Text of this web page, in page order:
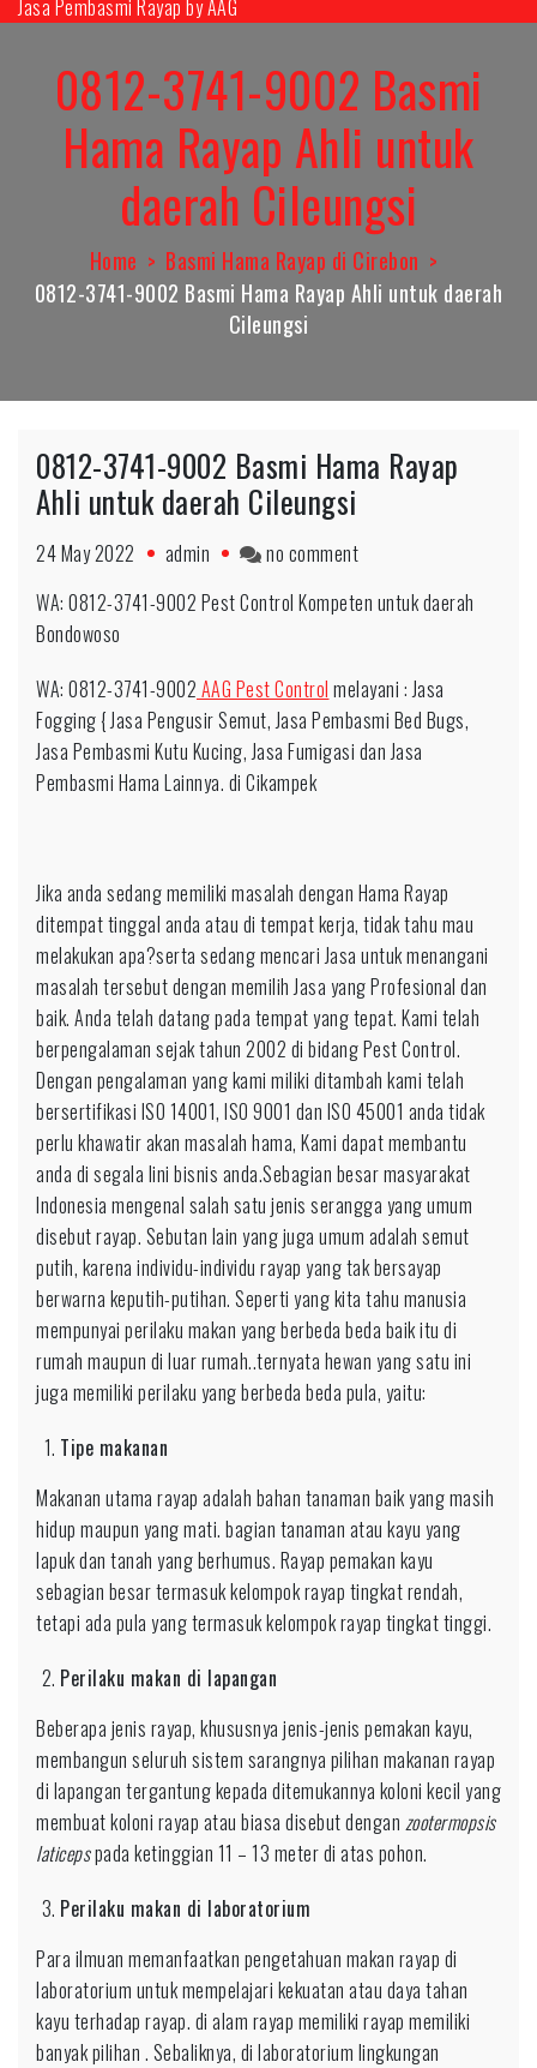
SkipJasa Pembasmi Rayap by AAG
0812-3741-9002 Basmi
Hama Rayap Ahli untuk
daerah Cileungsi
Home
Basmi Hama Rayap di Cirebon
0812-3741-9002 Basmi Hama Rayap Ahli untuk daerah
Cileungsi
0812-3741-9002 Basmi Hama Rayap
Ahli untuk daerah Cileungsi
24 May 2022 admin no commenton
3741-
Basmi
Hama
Rayap
WA: 0812-3741-9002 Pest Control Kompeten untuk daerah
Bondowoso
WA: 0812-3741-9002 AAG Pest Control melayani : Jasa
Fogging { Jasa Pengusir Semut, Jasa Pembasmi Bed Bugs,
Jasa Pembasmi Kutu Kucing, Jasa Fumigasi dan Jasa
Pembasmi Hama Lainnya. di Cikampek
Jika anda sedang memiliki masalah dengan Hama Rayap
ditempat tinggal anda atau di tempat kerja, tidak tahu mau
melakukan apa?serta sedang mencari Jasa untuk menangani
masalah tersebut dengan memilih Jasa yang Profesional dan
baik. Anda telah datang pada tempat yang tepat. Kami telah
berpengalaman sejak tahun 2002 di bidang Pest Control.
Dengan pengalaman yang kami miliki ditambah kami telah
bersertifikasi ISO 14001, ISO 9001 dan ISO 45001 anda tidak
perlu khawatir akan masalah hama, Kami dapat membantu
anda di segala lini bisnis anda.Sebagian besar masyarakat
Indonesia mengenal salah satu jenis serangga yang umum
disebut rayap. Sebutan lain yang juga umum adalah semut
putih, karena individu-individu rayap yang tak bersayap
berwarna keputih-putihan. Seperti yang kita tahu manusia
mempunyai perilaku makan yang berbeda beda baik itu di
rumah maupun di luar rumah..ternyata hewan yang satu ini
juga memiliki perilaku yang berbeda beda pula, yaitu:
Tipe makanan
Makanan utama rayap adalah bahan tanaman baik yang masih
hidup maupun yang mati. bagian tanaman atau kayu yang
lapuk dan tanah yang berhumus. Rayap pemakan kayu
sebagian besar termasuk kelompok rayap tingkat rendah,
tetapi ada pula yang termasuk kelompok rayap tingkat tinggi.
Perilaku makan di lapangan
Beberapa jenis rayap, khususnya jenis-jenis pemakan kayu,
membangun seluruh sistem sarangnya pilihan makanan rayap
di lapangan tergantung kepada ditemukannya koloni kecil yang
membuat koloni rayap atau biasa disebut dengan zootermopsis
laticepspada ketinggian 11 – 13 meter di atas pohon.
Perilaku makan di laboratorium
Para ilmuan memanfaatkan pengetahuan makan rayap di
laboratorium untuk mempelajari kekuatan atau daya tahan
kayu terhadap rayap. di alam rayap memiliki rayap memiliki
banyak pilihan . Sebaliknya, di laboratorium lingkungan